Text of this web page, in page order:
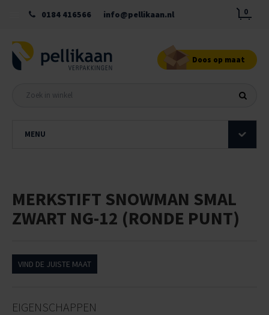
0184 416566 info@pellikaan.nl 0
Doos op maat
MENU
MERKSTIFT SNOWMAN SMAL
ZWART NG-12 (RONDE PUNT)
VIND DE JUISTE MAAT
EIGENSCHAPPEN